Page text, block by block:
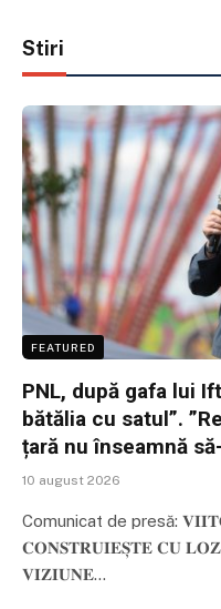
Stiri
FEATURED
PNL, după gafa lui
bătălia cu satul”.
țară nu înseamnă
10 august 2026
Comunicat de presă:
𝐂𝐎𝐍𝐒𝐓𝐑𝐔𝐈𝐄𝐒̦𝐓𝐄 𝐂𝐔
𝐕𝐈𝐙𝐈𝐔𝐍𝐄…